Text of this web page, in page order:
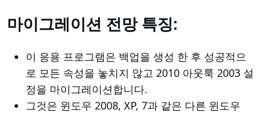
마이그레이션 전망 특징:
이 응용 프로그램은 백업을 생성 한 후 성공적으
로 모든 속성을 놓치지 않고 2010 아웃룩 2003 설
정을 마이그레이션합니다.
그것은 윈도우 2008, XP, 7과 같은 다른 윈도우